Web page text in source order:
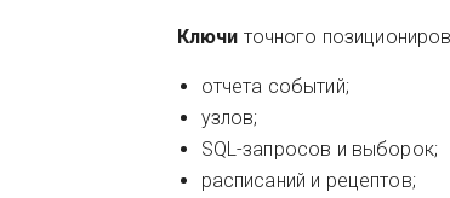
Ключи точного
отчета событий;
узлов;
SQL-запросов и выборок;
расписаний и рецептов;